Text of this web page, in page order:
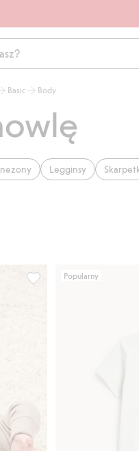
Basic Body
Legginsy
Prążkowane body z
Popularny